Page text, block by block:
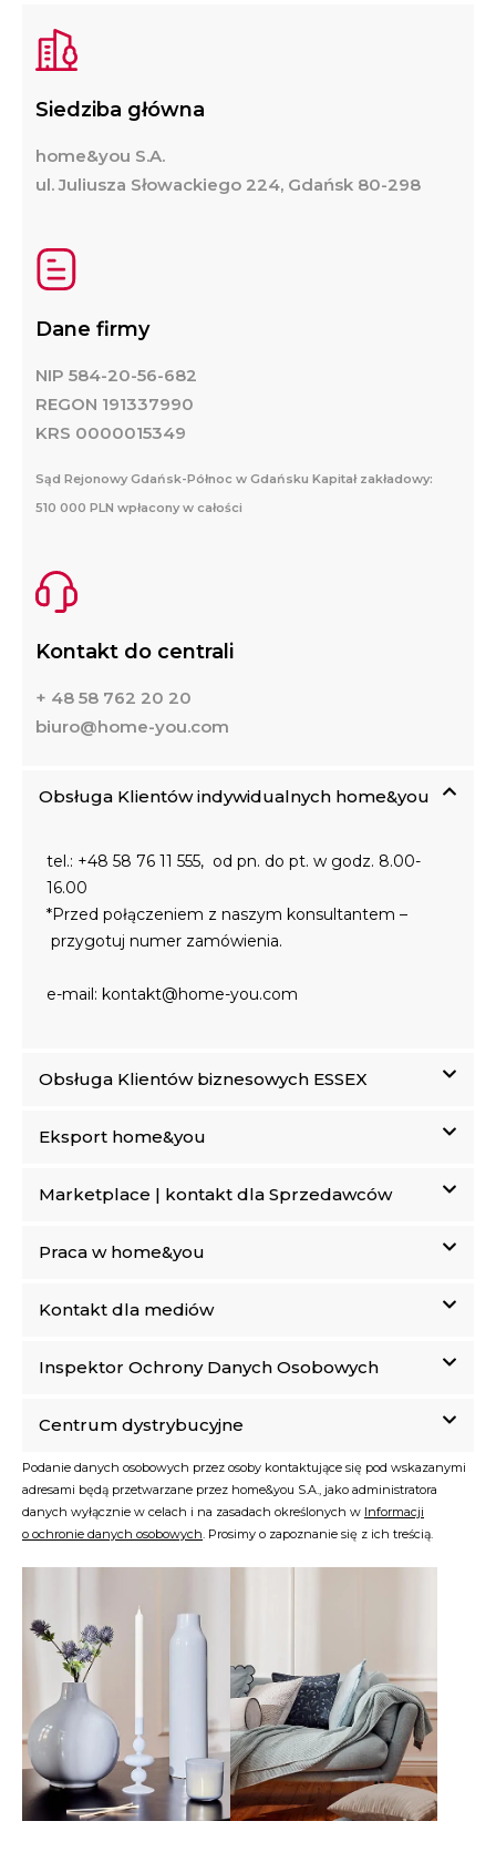
Siedziba główna
home&you S.A.
ul. Juliusza Słowackiego 224, Gdańsk 80-298
Dane firmy
NIP 584-20-56-682
REGON 191337990
KRS 0000015349
Sąd Rejonowy Gdańsk-Północ w Gdańsku Kapitał zakładowy:
510 000 PLN wpłacony w całości
Kontakt do centrali
+ 48 58 762 20 20
biuro@home-you.com
Obsługa Klientów indywidualnych home&you
tel.: +48 58 76 11 555, od pn. do pt. w godz. 8.00-
16.00
*Przed połączeniem z naszym konsultantem –
przygotuj numer zamówienia.
e-mail: kontakt@home-you.com
Obsługa Klientów biznesowych ESSEX
Eksport home&you
Marketplace | kontakt dla Sprzedawców
Praca w home&you
Kontakt dla mediów
Inspektor Ochrony Danych Osobowych
Centrum dystrybucyjne
Podanie danych osobowych przez osoby kontaktujące się pod wskazanymi
adresami będą przetwarzane przez home&you S.A., jako administratora
danych wyłącznie w celach i na zasadach określonych w Informacji
o ochronie danych osobowych . Prosimy o zapoznanie się z ich treścią.